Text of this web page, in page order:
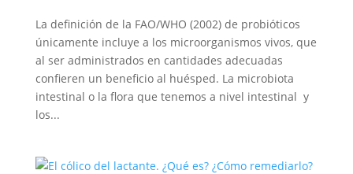
La definición de la FAO/WHO (2002) de probióticos
únicamente incluye a los microorganismos vivos, que
al ser administrados en cantidades adecuadas
confieren un beneficio al huésped. La microbiota
intestinal o la flora que tenemos a nivel intestinal y
los...